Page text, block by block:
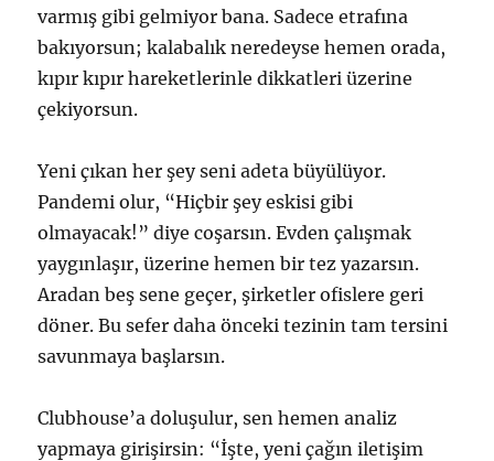
varmış gibi gelmiyor bana. Sadece etrafına
bakıyorsun; kalabalık neredeyse hemen orada,
kıpır kıpır hareketlerinle dikkatleri üzerine
çekiyorsun.
Yeni çıkan her şey seni adeta büyülüyor.
Pandemi olur, “Hiçbir şey eskisi gibi
olmayacak!” diye coşarsın. Evden çalışmak
yaygınlaşır, üzerine hemen bir tez yazarsın.
Aradan beş sene geçer, şirketler ofislere geri
döner. Bu sefer daha önceki tezinin tam tersini
savunmaya başlarsın.
Clubhouse’a doluşulur, sen hemen analiz
yapmaya girişirsin: “İşte, yeni çağın iletişim